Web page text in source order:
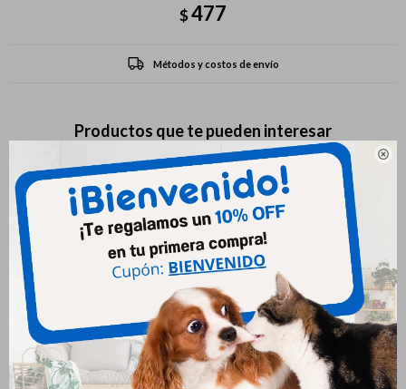

$477
Métodos y costos de envío
Productos que te pueden interesar